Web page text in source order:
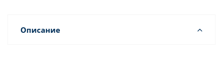
Описание